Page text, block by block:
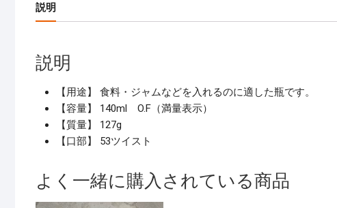
説明
説明
【用途】 食料・ジャムなどを入れるのに適した瓶です。
【容量】 140ml O.F（満量表示）
【質量】 127g
【口部】 53ツイスト
よく一緒に購入されている商品